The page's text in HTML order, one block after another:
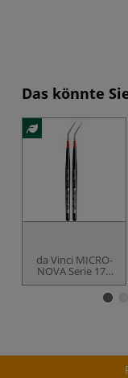
Das könnte
da Vinci MICRO-
NOVA Serie 175
abgewinkelt